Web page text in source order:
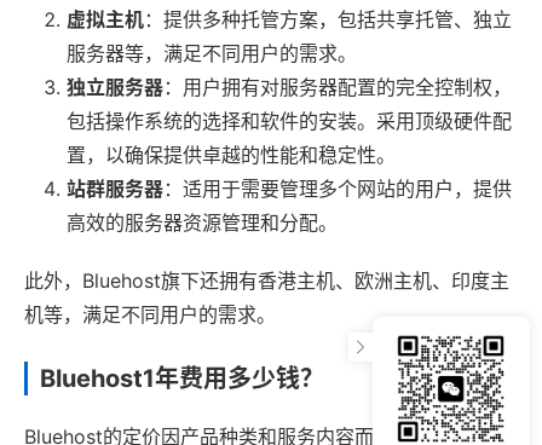
虚拟主机：提供多种托管方案，包括共享托管、独立
服务器等，满足不同用户的需求。
独立服务器：用户拥有对服务器配置的完全控制权，
包括操作系统的选择和软件的安装。采用顶级硬件配
置，以确保提供卓越的性能和稳定性。
站群服务器：适用于需要管理多个网站的用户，提供
高效的服务器资源管理和分配。
此外，Bluehost旗下还拥有香港主机、欧洲主机、印度主
机等，满足不同用户的需求。
Bluehost1年费用多少钱？
Bluehost的定价因产品种类和服务内容而异，具体费用需